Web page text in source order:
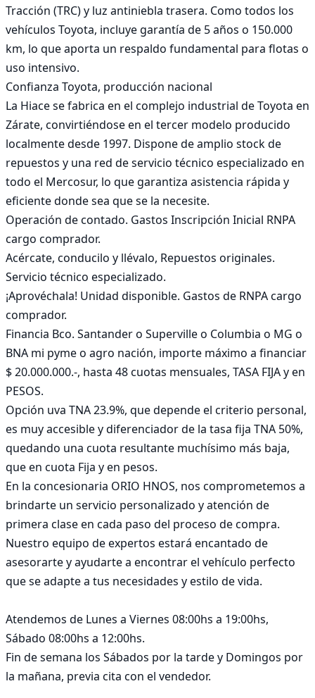
Tracción (TRC) y luz antiniebla trasera. Como todos los
vehículos Toyota, incluye garantía de 5 años o 150.000
km, lo que aporta un respaldo fundamental para flotas o
uso intensivo.
Confianza Toyota, producción nacional
La Hiace se fabrica en el complejo industrial de Toyota en
Zárate, convirtiéndose en el tercer modelo producido
localmente desde 1997. Dispone de amplio stock de
repuestos y una red de servicio técnico especializado en
todo el Mercosur, lo que garantiza asistencia rápida y
eficiente donde sea que se la necesite.
Operación de contado. Gastos Inscripción Inicial RNPA
cargo comprador.
Acércate, conducilo y llévalo, Repuestos originales.
Servicio técnico especializado.
¡Aprovéchala! Unidad disponible. Gastos de RNPA cargo
comprador.
Financia Bco. Santander o Superville o Columbia o MG o
BNA mi pyme o agro nación, importe máximo a financiar
$ 20.000.000.-, hasta 48 cuotas mensuales, TASA FIJA y en
PESOS.
Opción uva TNA 23.9%, que depende el criterio personal,
es muy accesible y diferenciador de la tasa fija TNA 50%,
quedando una cuota resultante muchísimo más baja,
que en cuota Fija y en pesos.
En la concesionaria ORIO HNOS, nos comprometemos a
brindarte un servicio personalizado y atención de
primera clase en cada paso del proceso de compra.
Nuestro equipo de expertos estará encantado de
asesorarte y ayudarte a encontrar el vehículo perfecto
que se adapte a tus necesidades y estilo de vida.
Atendemos de Lunes a Viernes 08:00hs a 19:00hs,
Sábado 08:00hs a 12:00hs.
Fin de semana los Sábados por la tarde y Domingos por
la mañana, previa cita con el vendedor.